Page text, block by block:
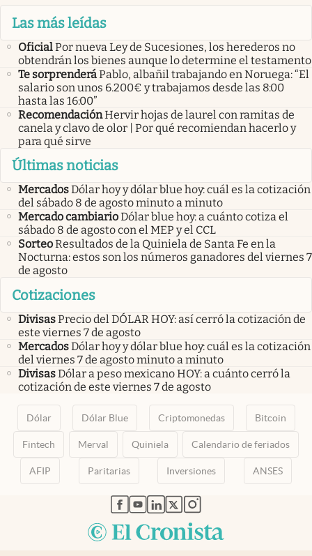
Las más leídas
OficialPor nueva Ley de Sucesiones, los herederos no
obtendrán los bienes aunque lo determine el testamento
Te sorprenderáPablo, albañil trabajando en Noruega: “El
salario son unos 6.200€ y trabajamos desde las 8:00
hasta las 16:00”
RecomendaciónHervir hojas de laurel con ramitas de
canela y clavo de olor | Por qué recomiendan hacerlo y
para qué sirve
Últimas noticias
MercadosDólar hoy y dólar blue hoy: cuál es la cotización
del sábado 8 de agosto minuto a minuto
Mercado cambiarioDólar blue hoy: a cuánto cotiza el
sábado 8 de agosto con el MEP y el CCL
SorteoResultados de la Quiniela de Santa Fe en la
Nocturna: estos son los números ganadores del viernes 7
de agosto
Cotizaciones
DivisasPrecio del DÓLAR HOY: así cerró la cotización de
este viernes 7 de agosto
MercadosDólar hoy y dólar blue hoy: cuál es la cotización
del viernes 7 de agosto minuto a minuto
DivisasDólar a peso mexicano HOY: a cuánto cerró la
cotización de este viernes 7 de agosto
Dólar Dólar Blue Criptomonedas Bitcoin
Fintech Merval Quiniela Calendario de feriados
AFIP Paritarias Inversiones ANSES
abre en nueva pestaña
abre en nueva pestaña
abre en nueva pestaña
abre en nueva pestaña
abre en nueva pestaña